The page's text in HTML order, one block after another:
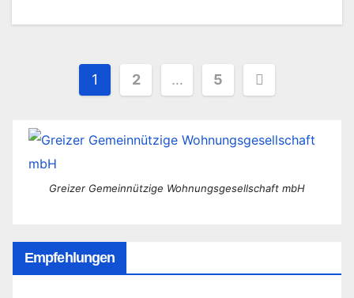
Seitennummerierung
Beiträge
1 2 … 5
Greizer Gemeinnützige Wohnungsgesellschaft mbH
Empfehlungen